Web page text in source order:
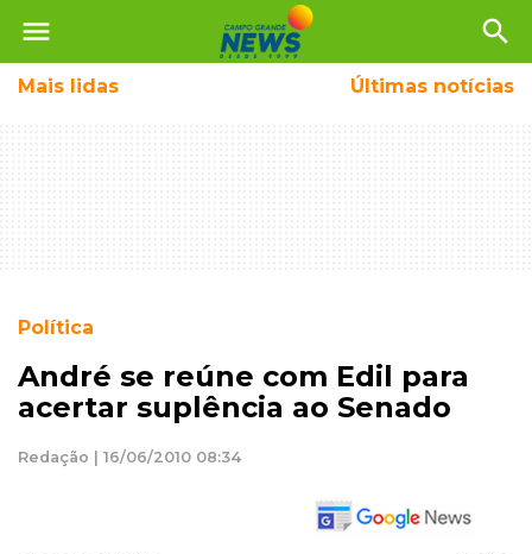
menu search
Mais lidas Últimas notícias
Política
André se reúne com Edil para
acertar suplência ao Senado
Redação | 16/06/2010 08:34